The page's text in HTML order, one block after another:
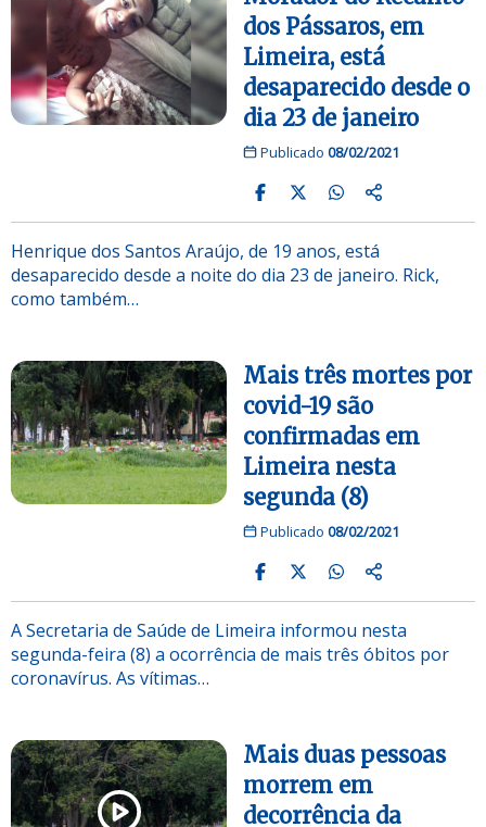
dos Pássaros, em
Limeira, está
desaparecido desde o
dia 23 de janeiro
Publicado 08/02/2021
Henrique dos Santos Araújo, de 19 anos, está
desaparecido desde a noite do dia 23 de janeiro. Rick,
como também…
Mais três mortes por
covid-19 são
confirmadas em
Limeira nesta
segunda (8)
Publicado 08/02/2021
A Secretaria de Saúde de Limeira informou nesta
segunda-feira (8) a ocorrência de mais três óbitos por
coronavírus. As vítimas…
Mais duas pessoas
morrem em
decorrência da